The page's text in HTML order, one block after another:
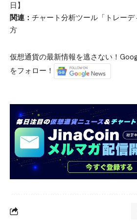
日】
関連： チャート分析ツール「トレー
方
仮想通貨の最新情報を逃さない！
をフォロー！